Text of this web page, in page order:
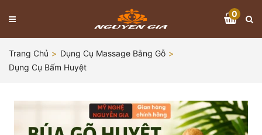
0
Trang Chủ
Dụng Cụ Massage Bằng Gỗ
Dụng Cụ Bấm Huyệt